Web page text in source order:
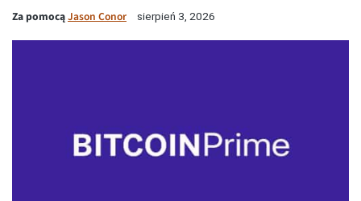
Za pomocąJason Conor sierpień 3, 2026